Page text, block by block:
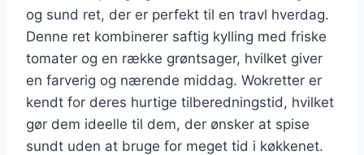
og sund ret, der er perfekt til en travl hverdag.
Denne ret kombinerer saftig kylling med friske
tomater og en række grøntsager, hvilket giver
en farverig og nærende middag. Wokretter er
kendt for deres hurtige tilberedningstid, hvilket
gør dem ideelle til dem, der ønsker at spise
sundt uden at bruge for meget tid i køkkenet.